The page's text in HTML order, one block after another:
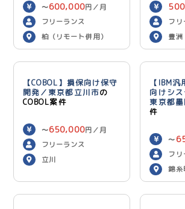
〜600,000円／月
フリーランス
柏（リモート併用）
フリ
豊洲
【COBOL】損保向け保守
開発／東京都立川市の
COBOL案件
〜650,000円／月
フリーランス
立川
【IBM汎
向けシ
東京都墨
件
〜
フリ
錦糸